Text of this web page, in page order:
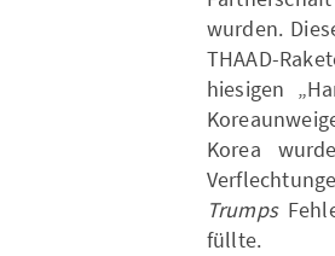
wurden.
THAAD-
hiesigen
Korea
Trumps
füllte.